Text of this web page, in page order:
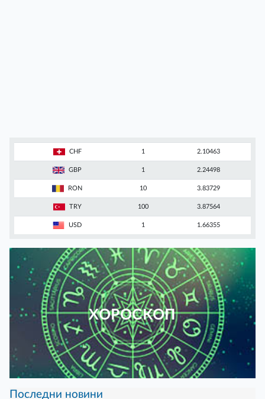
CHF 1 2.10463
GBP 1 2.24498
RON 10 3.83729
TRY 100 3.87564
USD 1 1.66355
ХОРОСКОП
Последни новини